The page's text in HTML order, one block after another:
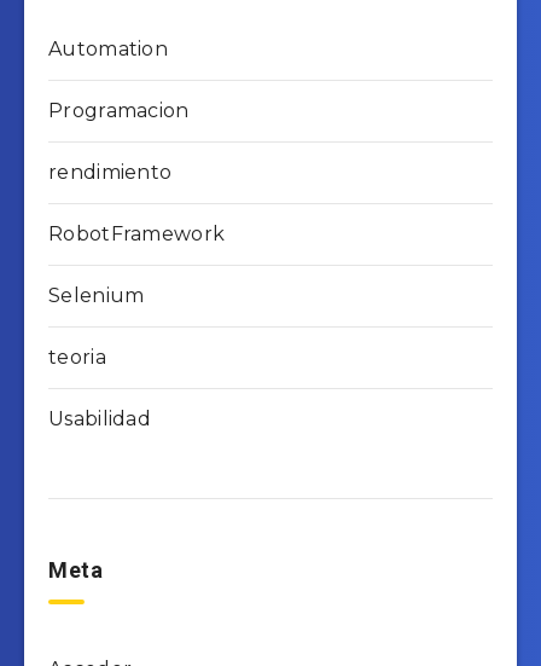
Automation
Programacion
rendimiento
RobotFramework
Selenium
teoria
Usabilidad
Meta